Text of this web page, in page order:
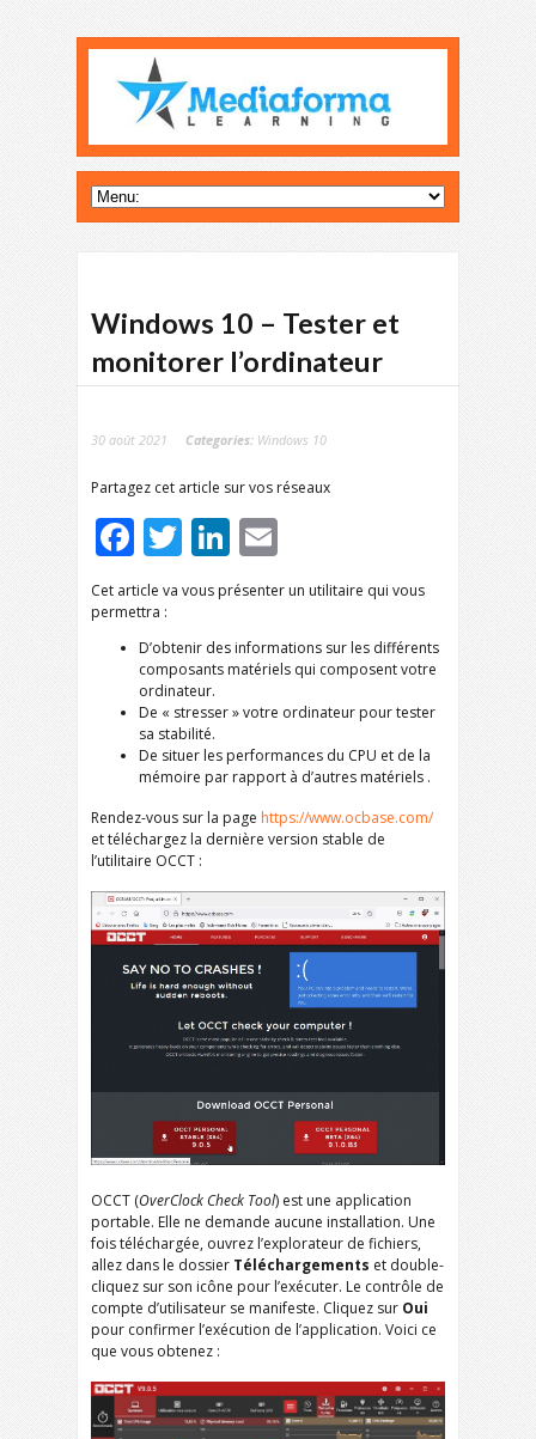
Windows 10 – Tester et
monitorer l’ordinateur
30 août 2021 Categories: Windows 10
Partagez cet article sur vos réseaux
Facebook
TwitterLinkedIn
Cet article va vous présenter un utilitaire qui vous
permettra :
D’obtenir des informations sur les différents
composants matériels qui composent votre
ordinateur.
De « stresser » votre ordinateur pour tester
sa stabilité.
De situer les performances du CPU et de la
mémoire par rapport à d’autres matériels .
Rendez-vous sur la page https://www.ocbase.com/
et téléchargez la dernière version stable de
l’utilitaire OCCT :
OCCT (OverClock Check Tool) est une application
portable. Elle ne demande aucune installation. Une
fois téléchargée, ouvrez l’explorateur de fichiers,
allez dans le dossier Téléchargements et double-
cliquez sur son icône pour l’exécuter. Le contrôle de
compte d’utilisateur se manifeste. Cliquez sur Oui
pour confirmer l’exécution de l’application. Voici ce
que vous obtenez :